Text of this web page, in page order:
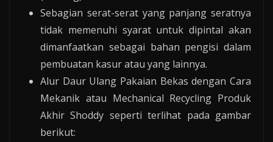
Sebagian serat-serat yang panjang seratnya
tidak memenuhi syarat untuk dipintal akan
dimanfaatkan sebagai bahan pengisi dalam
pembuatan kasur atau yang lainnya.
Alur Daur Ulang Pakaian Bekas dengan Cara
Mekanik atau Mechanical Recycling Produk
Akhir Shoddy seperti terlihat pada gambar
berikut: